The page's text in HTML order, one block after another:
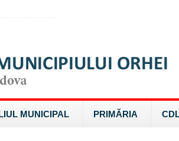
MUNICIPAL PRIMĂRIA